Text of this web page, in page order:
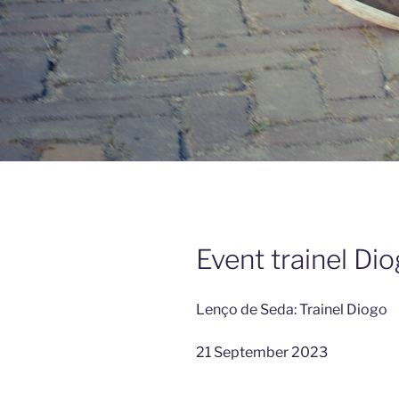
Event trainel
Lenço de Seda: Trainel Diogo
21 September 2023